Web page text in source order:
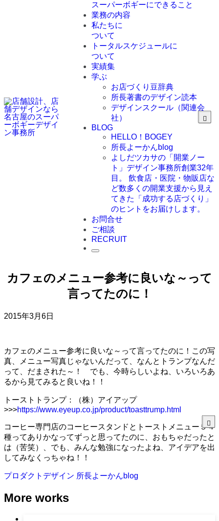
スーパーボギーにできること
業務の内容
私たちに
ついて
トータルスケジュールに
ついて
実績集
学ぶ
お店づくり豆辞典
所長著書のデザイン読本
デザインスクール（関連会
社）
BLOG
HELLO！BOGEY
所長よーかんblog
よしだツカサの「開業ノー
ト」 デザイン事務所創業32年
目。 飲食店・医院・物販店な
ど数多くの開業支援から見え
てきた「成功する店づくり」
のヒントをお届けします。
お問合せ
ご相談
RECRUIT
カフェのメニュー参考に良いな～って
言ってたのに！
2015年3月6日
カフェのメニュー参考に良いな～って言ってたのに！この写
真、メニュー写真じゃないんだって、なんとトランプなんだ
って、だまされた～！ でも、今時らしいよね、いろいろあ
るから見てみると良いね！！
トーストトランプ：（株）アイアップ
>>>https://www.eyeup.co.jp/product/toasttrump.html
コーヒー専門店のコーヒースタンドとトーストメニュー５４
種ってありかなってずっと思ってたのに、おもちゃだったと
は（苦笑）、でも、みんな勉強になったよね、アイデアを出
してみなくっちゃね！！
プロダクトデザイン 所長よーかんblog
More works